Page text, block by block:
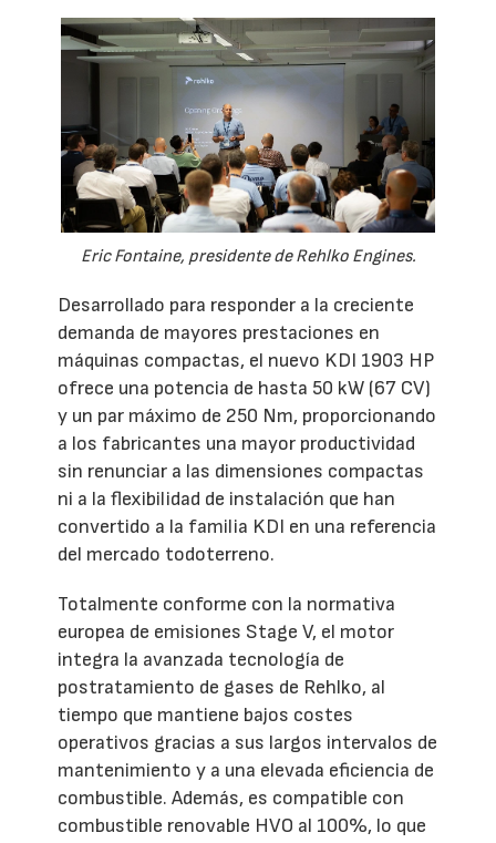
Eric Fontaine, presidente de Rehlko Engines.
Desarrollado para responder a la creciente
demanda de mayores prestaciones en
máquinas compactas, el nuevo KDI 1903 HP
ofrece una potencia de hasta 50 kW (67 CV)
y un par máximo de 250 Nm, proporcionando
a los fabricantes una mayor productividad
sin renunciar a las dimensiones compactas
ni a la flexibilidad de instalación que han
convertido a la familia KDI en una referencia
del mercado todoterreno.
Totalmente conforme con la normativa
europea de emisiones Stage V, el motor
integra la avanzada tecnología de
postratamiento de gases de Rehlko, al
tiempo que mantiene bajos costes
operativos gracias a sus largos intervalos de
mantenimiento y a una elevada eficiencia de
combustible. Además, es compatible con
combustible renovable HVO al 100%, lo que